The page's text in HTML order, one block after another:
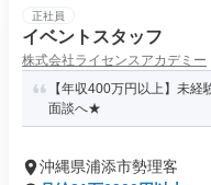
正社員
イベントスタッフ
株式会社ライセンスアカデミー
【年収400万円以上】未
面談へ★
沖縄県浦添市勢理客